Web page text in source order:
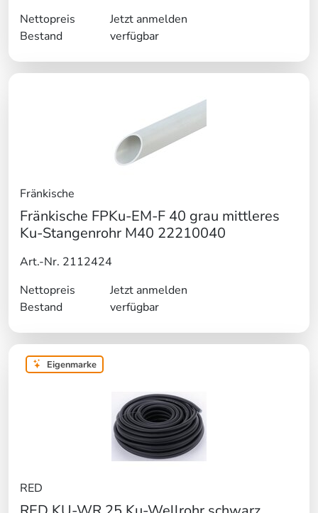
Nettopreis
Jetzt anmelden
Bestand
verfügbar
Fränkische
Fränkische FPKu-EM-F 40 grau mittleres
Ku-Stangenrohr M40 22210040
Art.-Nr. 2112424
Nettopreis
Jetzt anmelden
Bestand
verfügbar
Eigenmarke
RED